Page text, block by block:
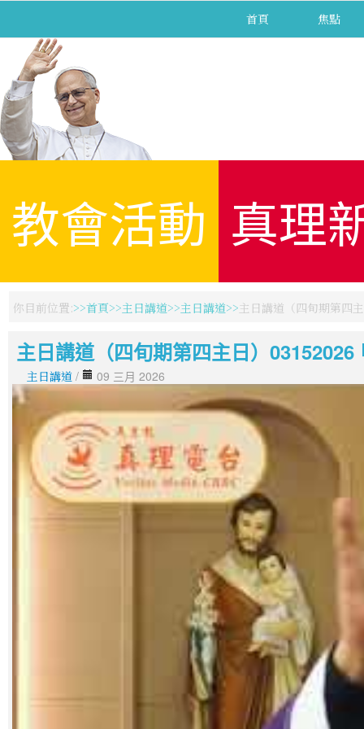
首頁 焦點
教會活動 真理
你目前位置: 首頁 主日講道 主日講道 主日講道（四旬期第四
主日講道（四旬期第四主日）03152026
主日講道 / 09 三月 2026